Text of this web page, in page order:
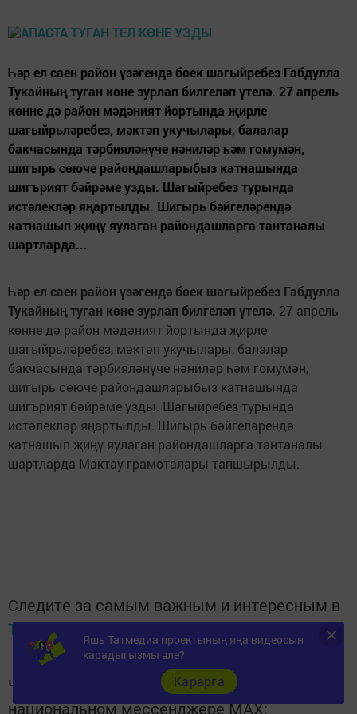
Һәр ел саен район үзәгендә бөек шагыйребез Габдулла
Тукайның туган көне зурлап билгеләп үтелә. 27 апрель
көнне дә район мәдәният йортында җирле
шагыйрьләребез, мәктәп укучылары, балалар
бакчасында тәрбияләнүче нәниләр һәм гомумән,
шигырь сөюче райондашларыбыз катнашында
шигърият бәйрәме узды. Шагыйребез турында
истәлекләр яңартылды. Шигырь бәйгеләрендә
катнашып җиңү яулаган райондашларга тантаналы
шартларда...
Һәр ел саен район үзәгендә бөек шагыйребез Габдулла
Тукайның туган көне зурлап билгеләп үтелә. 27 апрель
көнне дә район мәдәният йортында җирле
шагыйрьләребез, мәктәп укучылары, балалар
бакчасында тәрбияләнүче нәниләр һәм гомумән,
шигырь сөюче райондашларыбыз катнашында
шигърият бәйрәме узды. Шагыйребез турында
истәлекләр яңартылды. Шигырь бәйгеләрендә
катнашып җиңү яулаган райондашларга тантаналы
шартларда Мактау грамоталары тапшырылды.
Следите за самым важным и интересным в
Telegram-каналеТатмедиа
Читайте новости Татарстана в
национальном мессенджере MАХ:
Яшь Татмедиа проектының яңа видеосын
карадыгызмы әле?
Карарга